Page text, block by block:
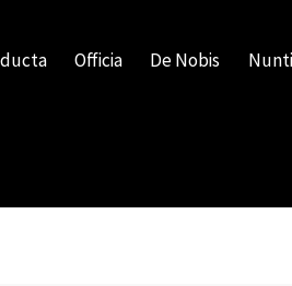
Officia De Nobis